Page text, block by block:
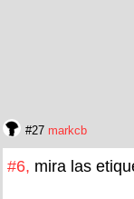
#27 markcb
#6, mira las